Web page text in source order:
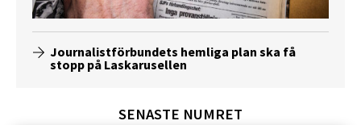
Journalistförbundets hemliga plan ska få
stopp på Laskarusellen
SENASTE NUMRET